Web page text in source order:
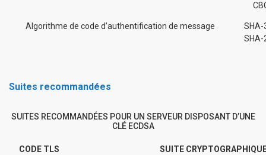
Algorithme de code d’authentification de message
SHA-
SHA-
Suites recommandées
SUITES RECOMMANDÉES POUR UN SERVEUR DISPOSANT D’UNE
CLÉ ECDSA
CODE TLS
SUITE